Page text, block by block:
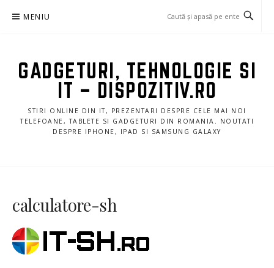
MENIU
GADGETURI, TEHNOLOGIE SI
IT – DISPOZITIV.RO
STIRI ONLINE DIN IT, PREZENTARI DESPRE CELE MAI NOI
TELEFOANE, TABLETE SI GADGETURI DIN ROMANIA. NOUTATI
DESPRE IPHONE, IPAD SI SAMSUNG GALAXY
calculatore-sh